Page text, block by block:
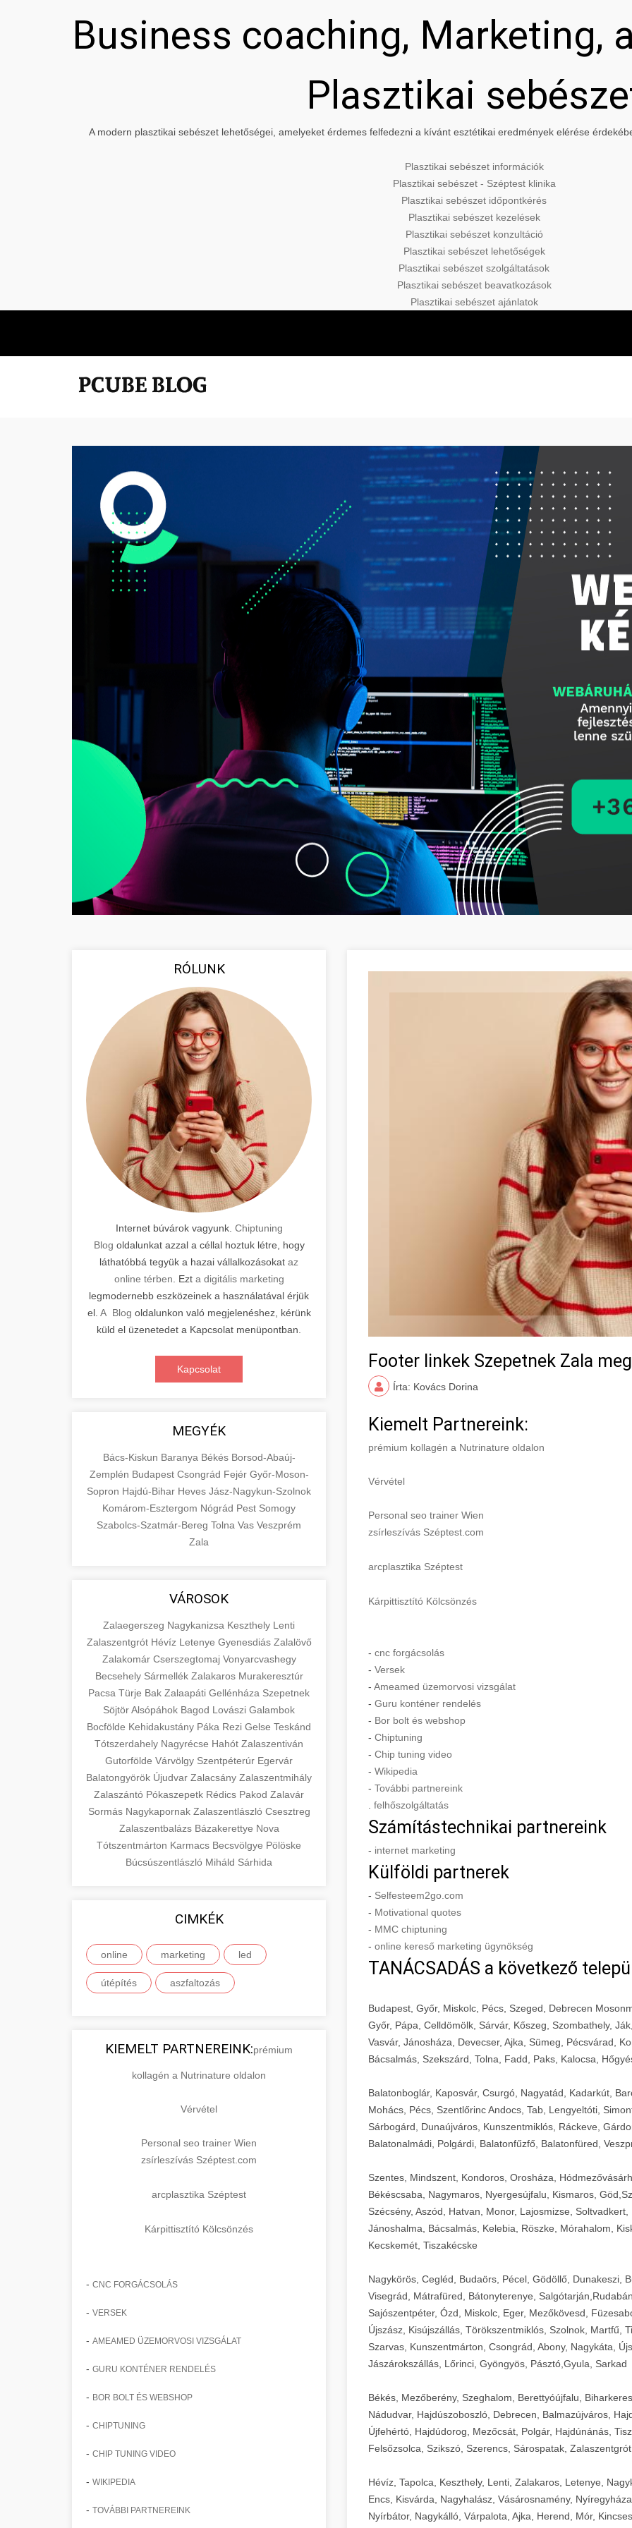
Business coaching, Marketing,
Plasztikai
A modern plasztikai sebészet lehetőségei, amelyeket érdemes felfedezni a kívánt esztétikai eredmények elérése
Plasztikai sebészet információk
Plasztikai sebészet - Széptest klinika
Plasztikai sebészet időpontkérés
Plasztikai sebészet kezelések
Plasztikai sebészet konzultáció
Plasztikai sebészet lehetőségek
Plasztikai sebészet szolgáltatások
Plasztikai sebészet beavatkozások
Plasztikai sebészet ajánlatok
RÓLUNK
Internet búvárok vagyunk. Chiptuning
Blog oldalunkat azzal a céllal hoztuk létre, hogy
láthatóbbá tegyük a hazai vállalkozásokat az
online térben . Ezt a digitális marketing
legmodernebb eszközeinek a használatával érjük
el. A Blog oldalunkon való megjelenéshez, kérünk
küld el üzenetedet a Kapcsolat menüpontban.
Kapcsolat
MEGYÉK
Bács-Kiskun Baranya Békés Borsod-Abaúj-
Zemplén Budapest Csongrád Fejér Győr-Moson-
Sopron Hajdú-Bihar Heves Jász-Nagykun-Szolnok
Komárom-Esztergom Nógrád Pest Somogy
Szabolcs-Szatmár-Bereg Tolna Vas Veszprém
Zala
VÁROSOK
Zalaegerszeg Nagykanizsa Keszthely Lenti
Zalaszentgrót Hévíz Letenye Gyenesdiás Zalalövő
Zalakomár Cserszegtomaj Vonyarcvashegy
Becsehely Sármellék Zalakaros Murakeresztúr
Pacsa Türje Bak Zalaapáti Gellénháza Szepetnek
SöjtörAlsópáhok Bagod Lovászi Galambok
Bocfölde Kehidakustány Páka Rezi Gelse Teskánd
Tótszerdahely Nagyrécse Hahót Zalaszentiván
Gutorfölde Várvölgy Szentpéterúr Egervár
Balatongyörök Újudvar Zalacsány Zalaszentmihály
Zalaszántó Pókaszepetk Rédics Pakod Zalavár
Sormás Nagykapornak Zalaszentlászló Csesztreg
Zalaszentbalázs Bázakerettye Nova
Tótszentmárton Karmacs Becsvölgye Pölöske
Búcsúszentlászló Miháld Sárhida
CIMKÉK
online marketing led
útépítés aszfaltozás
KIEMELT PARTNEREINK:prémium
kollagén a Nutrinature oldalon
Vérvétel
Personal seo trainer Wien
zsírleszívás Széptest.com
arcplasztika Széptest
Kárpittisztító Kölcsönzés
- CNC FORGÁCSOLÁS
- VERSEK
- AMEAMED ÜZEMORVOSI VIZSGÁLAT
- GURU KONTÉNER RENDELÉS
- BOR BOLT ÉS WEBSHOP
- CHIPTUNING
- CHIP TUNING VIDEO
- WIKIPEDIA
- TOVÁBBI PARTNEREINK
Footer linkek Szepetnek Zala
Írta: Kovács Dorina
Kiemelt Partnereink:
prémium kollagén a Nutrinature oldalon
Vérvétel
Personal seo trainer Wien
zsírleszívás Széptest.com
arcplasztika Széptest
Kárpittisztító Kölcsönzés
- cnc forgácsolás
- Versek
- Ameamed üzemorvosi vizsgálat
- Guru konténer rendelés
- Bor bolt és webshop
- Chiptuning
- Chip tuning video
- Wikipedia
- További partnereink
felhőszolgáltatás
Számítástechnikai partnereink
- internet marketing
Külföldi partnerek
- Selfesteem2go.com
- Motivational quotes
- MMC chiptuning
- online kereső marketing ügynökség
TANÁCSADÁS a következő
Budapest, Győr, Miskolc, Pécs, Szeged, Debrecen
Győr, Pápa, Celldömölk, Sárvár, Kőszeg, Szombathely,
Vasvár, Jánosháza, Devecser, Ajka, Sümeg, Pécsvárad,
Bácsalmás, Szekszárd, Tolna, Fadd, Paks, Kalocsa,
Balatonboglár, Kaposvár, Csurgó, Nagyatád, Kadarkút,
Mohács, Pécs, Szentlőrinc Andocs, Tab, Lengyeltóti,
Sárbogárd, Dunaújváros, Kunszentmiklós, Ráckeve,
Balatonalmádi, Polgárdi, Balatonfűzfő, Balatonfüred,
Szentes, Mindszent, Kondoros, Orosháza,
Békéscsaba, Nagymaros, Nyergesújfalu, Kismaros,
Szécsény, Aszód, Hatvan, Monor, Lajosmizse,
Jánoshalma, Bácsalmás, Kelebia, Röszke, Mórahalom,
Kecskemét, Tiszakécske
Nagykörös, Cegléd, Budaörs, Pécel, Gödöllő, Dunakeszi,
Visegrád, Mátrafüred, Bátonyterenye,
Sajószentpéter, Ózd, Miskolc, Eger, Mezőkövesd,
Újszász, Kisújszállás, Törökszentmiklós, Szolnok, Martfű,
Szarvas, Kunszentmárton, Csongrád, Abony, Nagykáta,
Jászárokszállás, Lőrinci, Gyöngyös, Pásztó,Gyula, Sarkad
Békés, Mezőberény, Szeghalom, Berettyóújfalu,
Nádudvar, Hajdúszoboszló, Debrecen, Balmazújváros,
Újfehértó, Hajdúdorog, Mezőcsát, Polgár, Hajdúnánás,
Felsőzsolca, Szikszó, Szerencs, Sárospatak, Zalaszentgrót
Hévíz, Tapolca, Keszthely, Lenti, Zalakaros, Letenye,
Encs, Kisvárda, Nagyhalász, Vásárosnamény,
Nyírbátor, Nagykálló, Várpalota, Ajka, Herend, Mór,